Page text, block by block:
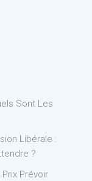
Sont Les
Libérale :
?
Prévoir